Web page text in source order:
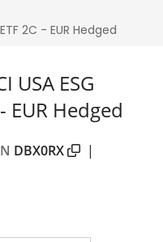
USA ESG
EUR Hedged
DBX0RX
|